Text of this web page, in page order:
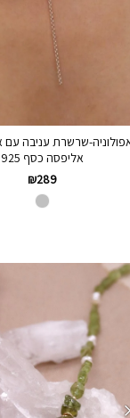
שרשרת עניבה עם
אליפסה כסף 925
₪289